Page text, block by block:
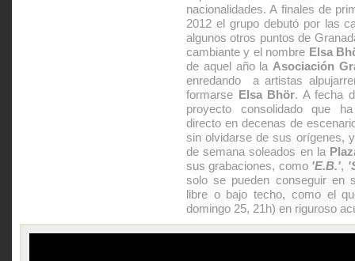
nacionalidades. A finales de
2012 el grupo debutó por las
algunos otros puntos de
cambiante y el nombre Elsa
de aquel año la Asociación
enredando a artistas
formarse Elsa Bhör. A fecha
proyecto consolidado que
directo en decenas de
sin olvidarse de sus orígenes,
de semana soleados en la
sus grabaciones, como 'E.B.',
solo se pueden conseguir en
libre o bajo techo, como el
domingo 25, 21h) en riguroso